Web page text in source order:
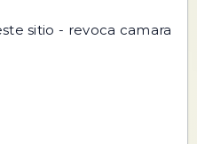
sitio - revoca camara